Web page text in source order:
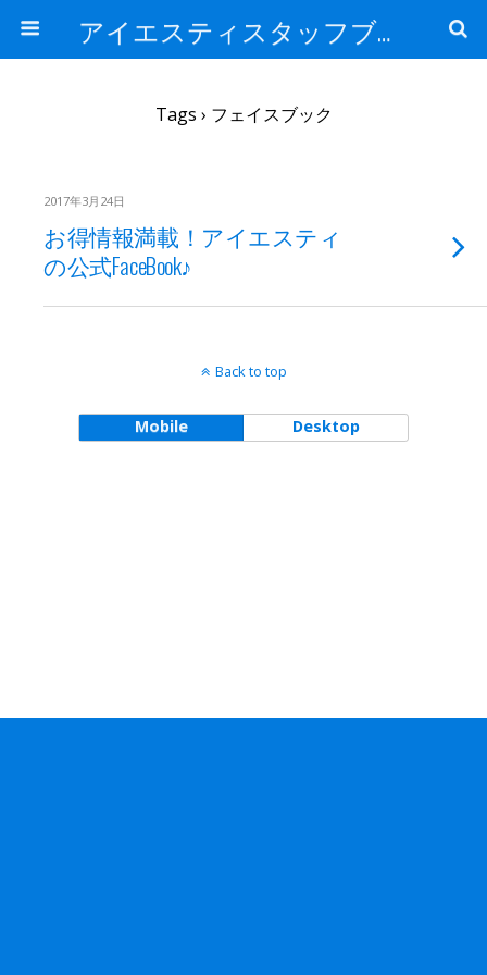
アイエスティスタッフブログ
Tags › フェイスブック
2017年3月24日
お得情報満載！アイエスティ
の公式FaceBook♪
Back to top
Mobile Desktop